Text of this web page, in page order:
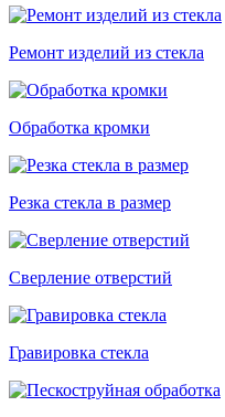
Ремонт изделий из стекла
Обработка кромки
Резка стекла в размер
Сверление отверстий
Гравировка стекла